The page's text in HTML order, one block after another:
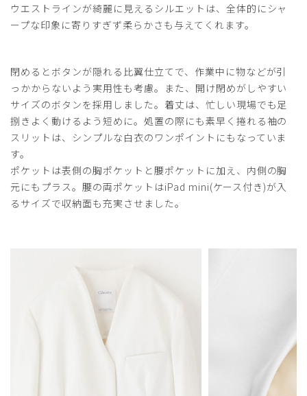
サイズ設定
合わせると肩がブカブカになるという…今回も肩ぴったりか
がキツキツということに。仕事で着るのですし、もうすこし
座ったりしゃがんだりするときのことを考えてサイズ設定し
ていただきたいと思います。体型はいたって普通です。
役に立った 1
購入確認済み
身長: 166-170cm
はじめて襟なしの白衣を購入しました。首周りが重くなく
て、汗汚れもしにくくw 春夏に涼しげで良いです。袖は短
ウエストラインが綺麗に見えるシルエットは、全体的にシャ
ープな印象に寄りすぎず柔らかさも与えてくれます。
閉めるとボタンが隠れる比翼仕立てで、作業中に物などが引
っかからないよう実用性も考慮。また、開け閉めがしやすい
サイズのボタンを採用しました。着丈は、忙しい現場でも足
捌きよく動けるよう短めに。処置の際にも素早く捲れる袖の
スリットは、シンプルな白衣のワンポイントにもなっていま
す。
ポケットは表側の胸ポケットと腰ポケットに加え、内側の胸
元にもプラス。腰の両ポケットはiPad mini(ケース付き)が入
るサイズで収納面も充実させました。